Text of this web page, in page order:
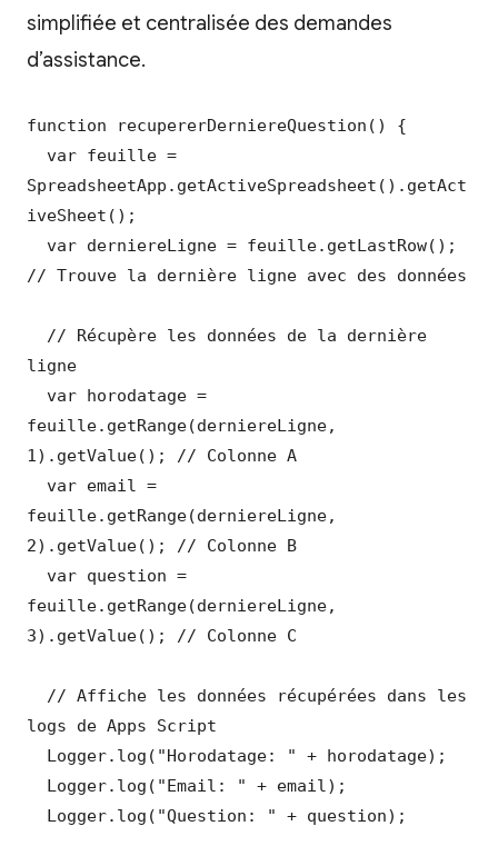
simplifiée et centralisée des demandes
d’assistance.
function recupererDerniereQuestion() {
SpreadsheetApp.getActiveSpreadsheet().getAct
iveSheet();
// Trouve la dernière ligne avec des données
ligne
feuille.getRange(derniereLigne,
1).getValue(); // Colonne A
feuille.getRange(derniereLigne,
2).getValue(); // Colonne B
feuille.getRange(derniereLigne,
3).getValue(); // Colonne C
logs de Apps Script